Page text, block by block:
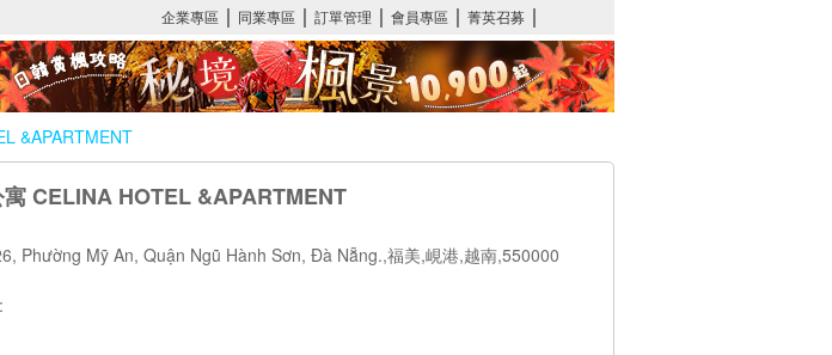
&APARTMENT
CELINA HOTEL &APARTMENT
Phường Mỹ An, Quận Ngũ Hành Sơn, Đà Nẵng.,福美,峴港,越南,550000